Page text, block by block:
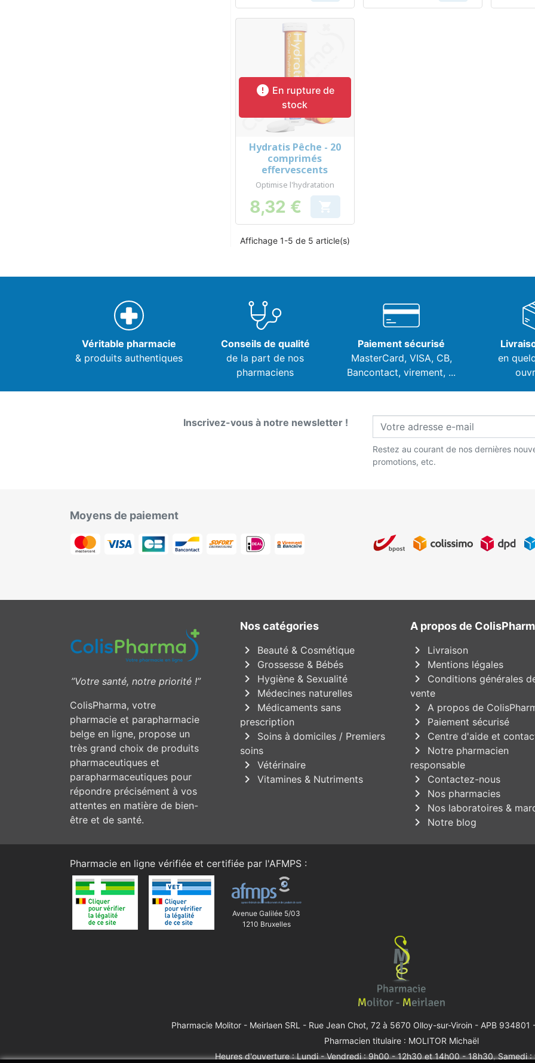
 En rupture de
stock
 Aperçu rapide
Hydratis Pêche - 20
comprimés
effervescents
Optimise l'hydratation
Prix
8,32 € 
Affichage 1-5 de 5 article(s)
Véritable pharmacie
& produits authentiques
Conseils de qualité
de la part de nos
pharmaciens
Paiement sécurisé
MasterCard, VISA, CB,
Bancontact, virement, ...
en
Inscrivez-vous à notre newsletter !
Restez au courant de nos dernières
promotions, etc.
Moyens de paiement
”Votre santé, notre priorité !”
ColisPharma, votre
pharmacie et parapharmacie
belge en ligne, propose un
très grand choix de produits
pharmaceutiques et
parapharmaceutiques pour
répondre précisément à vos
attentes en matière de bien-
être et de santé.
Nos catégories
chevron_right Beauté & Cosmétique
chevron_right Grossesse & Bébés
chevron_right Hygiène & Sexualité
chevron_right Médecines naturelles
chevron_right
Médicaments sans
prescription
chevron_right
Soins à domiciles / Premiers
soins
chevron_right Vétérinaire
chevron_right Vitamines & Nutriments
A propos de
chevron_right Livraison
chevron_right Mentions légales
chevron_right
Conditions générales
vente
chevron_right A propos de
chevron_right Paiement sécurisé
chevron_right Centre d'aide et
chevron_right
Notre pharmacien
responsable
chevron_right Contactez-nous
chevron_right Nos pharmacies
chevron_right Nos laboratoires &
chevron_right Notre blog
Pharmacie en ligne vérifiée et certifiée par l'AFMPS :
Avenue Galilée 5/03
1210 Bruxelles
Pharmacie Molitor - Meirlaen SRL - Rue Jean Chot, 72 à 5670 Olloy-sur-Viroin - APB 934801
Pharmacien titulaire : MOLITOR Michaël
Heures d'ouverture : Lundi - Vendredi : 9h00 - 12h30 et 14h00 - 18h30, Samedi